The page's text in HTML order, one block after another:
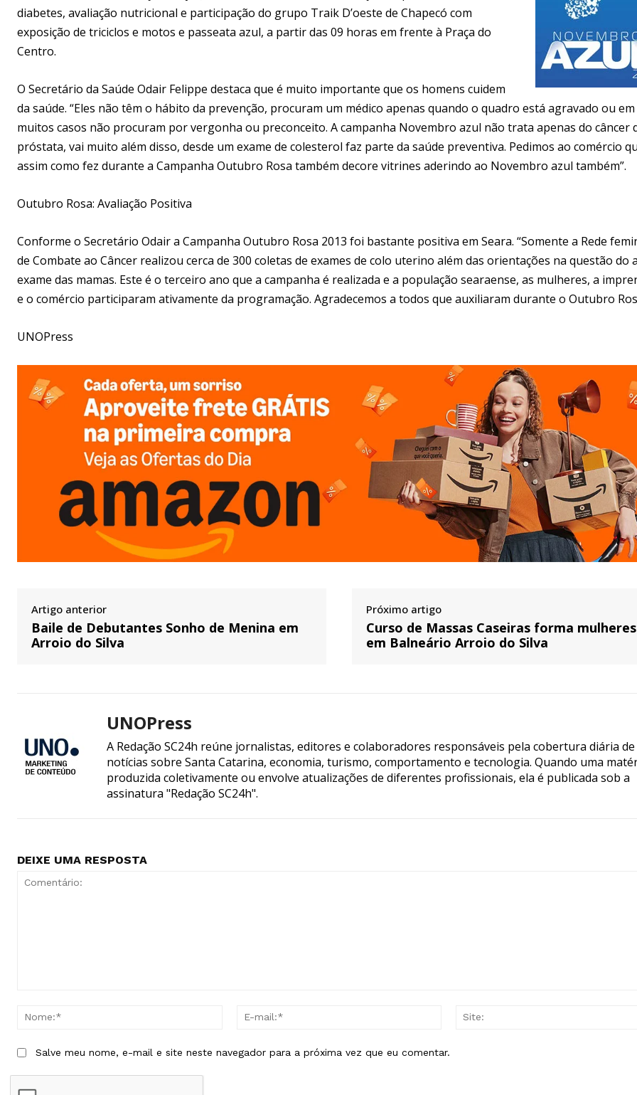
diabetes, avaliação nutricional e participação do grupo Traik D’oeste de Chapecó com
exposição de triciclos e motos e passeata azul, a partir das 09 horas em frente à Praça do
Centro.
O Secretário da Saúde Odair Felippe destaca que é muito importante que os homens cuidem
da saúde. “Eles não têm o hábito da prevenção, procuram um médico apenas quando o quadro está agravado ou em
muitos casos não procuram por vergonha ou preconceito. A campanha Novembro azul não trata apenas do câncer
próstata, vai muito além disso, desde um exame de colesterol faz parte da saúde preventiva. Pedimos ao comércio
assim como fez durante a Campanha Outubro Rosa também decore vitrines aderindo ao Novembro azul também”.
Outubro Rosa: Avaliação Positiva
Conforme o Secretário Odair a Campanha Outubro Rosa 2013 foi bastante positiva em Seara. “Somente a Rede
de Combate ao Câncer realizou cerca de 300 coletas de exames de colo uterino além das orientações na questão do
exame das mamas. Este é o terceiro ano que a campanha é realizada e a população searaense, as mulheres, a
e o comércio participaram ativamente da programação. Agradecemos a todos que auxiliaram durante o Outubro
UNOPress
Artigo anterior
Baile de Debutantes Sonho de Menina em
Arroio do Silva
Próximo artigo
Curso de Massas Caseiras forma mulheres
em Balneário Arroio do Silva
UNOPress
A Redação SC24h reúne jornalistas, editores e colaboradores responsáveis pela cobertura diária de
notícias sobre Santa Catarina, economia, turismo, comportamento e tecnologia. Quando uma
produzida coletivamente ou envolve atualizações de diferentes profissionais, ela é publicada sob a
assinatura "Redação SC24h".
DEIXE UMA RESPOSTA
Nome:*
Salve meu nome, e-mail e site neste navegador para a próxima vez que eu comentar.